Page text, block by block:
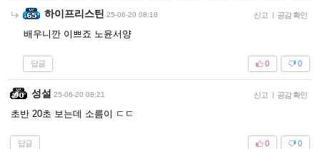
하이프리스틴 25-06-20 08:18 신고 | 공감 확인
배우니깐 이쁘죠 노윤서양
답글 0
0
성설 25-06-20 08:21 신고 | 공감 확인
초반 20초 보는데 소름이 ㄷㄷ
답글 0
0